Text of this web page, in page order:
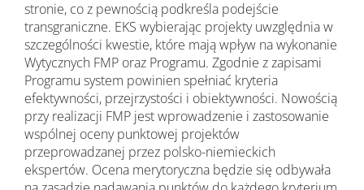
stronie, co z pewnością podkreśla podejście
transgraniczne. EKS wybierając projekty uwzględnia w
szczególności kwestie, które mają wpływ na wykonanie
Wytycznych FMP oraz Programu. Zgodnie z zapisami
Programu system powinien spełniać kryteria
efektywności, przejrzystości i obiektywności. Nowością
przy realizacji FMP jest wprowadzenie i zastosowanie
wspólnej oceny punktowej projektów
przeprowadzanej przez polsko-niemieckich
ekspertów. Ocena merytoryczna będzie się odbywała